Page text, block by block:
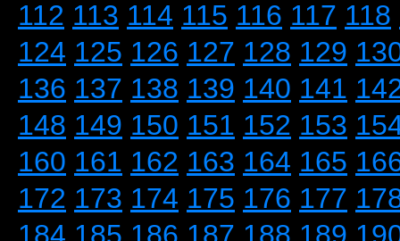
112 113 114 115 116 117 118
124 125 126 127 128 129
136 137 138 139 140 141
148 149 150 151 152 153
160 161 162 163 164 165
172 173 174 175 176 177